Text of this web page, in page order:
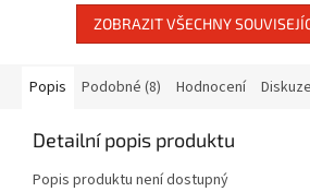
ZOBRAZIT VŠECHNY
Popis Podobné (8) Hodnocení Diskuze
Detailní popis produktu
Popis produktu není dostupný